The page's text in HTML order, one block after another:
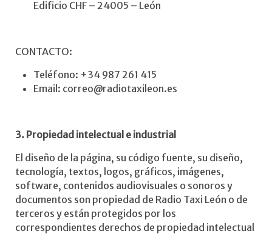
Edificio CHF – 24005 – León
CONTACTO:
Teléfono: +34 987 261 415
Email: correo@radiotaxileon.es
3. Propiedad intelectual e industrial
El diseño de la página, su código fuente, su diseño,
tecnología, textos, logos, gráficos, imágenes,
software, contenidos audiovisuales o sonoros y
documentos son propiedad de Radio Taxi León o de
terceros y están protegidos por los
correspondientes derechos de propiedad intelectual